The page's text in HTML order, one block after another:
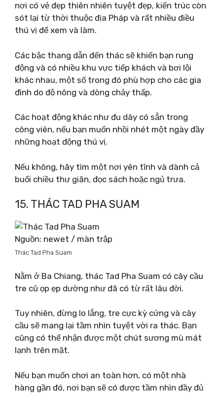
nơi có vẻ đẹp thiên nhiên tuyệt đẹp, kiến ​​trúc còn
sót lại từ thời thuộc địa Pháp và rất nhiều điều
thú vị để xem và làm.
Các bậc thang dẫn đến thác sẽ khiến bạn rung
động và có nhiều khu vực tiếp khách và bơi lội
khác nhau, một số trong đó phù hợp cho các gia
đình do độ nông và dòng chảy thấp.
Các hoạt động khác như đu dây có sẵn trong
công viên, nếu bạn muốn nhồi nhét một ngày đầy
những hoạt động thú vị.
Nếu không, hãy tìm một nơi yên tĩnh và dành cả
buổi chiều thư giãn, đọc sách hoặc ngủ trưa.
15. THÁC TAD PHA SUAM
Nguồn: newet / màn trập
Thác Tad Pha Suam
Nằm ở Ba Chiang, thác Tad Pha Suam có cây cầu
tre cũ ọp ẹp dường như đã có từ rất lâu đời.
Tuy nhiên, đừng lo lắng, tre cực kỳ cứng và cây
cầu sẽ mang lại tầm nhìn tuyệt vời ra thác. Bạn
cũng có thể nhận được một chút sương mù mát
lạnh trên mặt.
Nếu bạn muốn chơi an toàn hơn, có một nhà
hàng gần đó, nơi bạn sẽ có được tầm nhìn đầy đủ